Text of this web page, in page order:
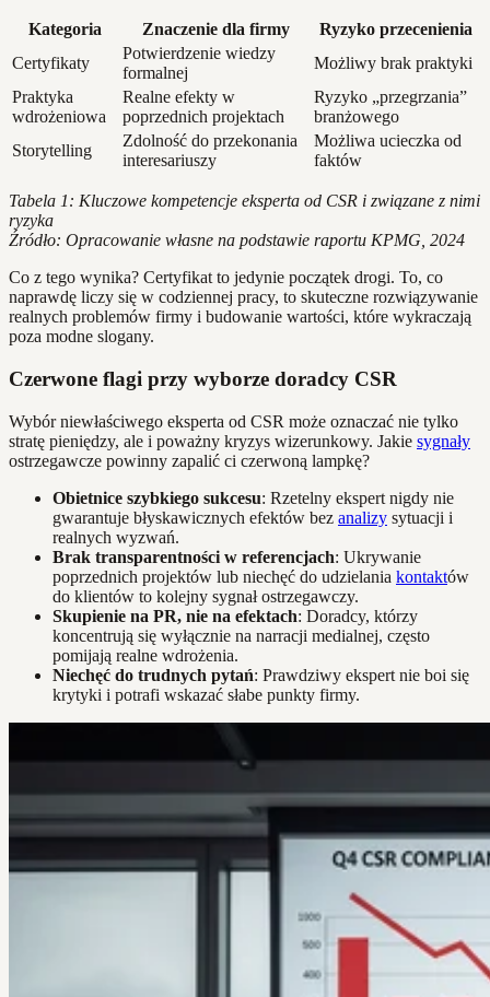
Kategoria Znaczenie dla firmy
Ryzyko przecenienia
Certyfikaty
Potwierdzenie wiedzy
formalnej
Możliwy brak praktyki
Praktyka
wdrożeniowa
Realne efekty w
poprzednich projektach
Ryzyko „przegrzania”
branżowego
Storytelling
Zdolność do przekonania
interesariuszy
Możliwa ucieczka od
faktów
Tabela 1: Kluczowe kompetencje eksperta od CSR i związane z nimi
ryzyka
Źródło: Opracowanie własne na podstawie raportu KPMG, 2024
Co z tego wynika? Certyfikat to jedynie początek drogi. To, co
naprawdę liczy się w codziennej pracy, to skuteczne rozwiązywanie
realnych problemów firmy i budowanie wartości, które wykraczają
poza modne slogany.
Czerwone flagi przy wyborze doradcy CSR
Wybór niewłaściwego eksperta od CSR może oznaczać nie tylko
stratę pieniędzy, ale i poważny kryzys wizerunkowy. Jakie sygnały
ostrzegawcze powinny zapalić ci czerwoną lampkę?
Obietnice szybkiego sukcesu: Rzetelny ekspert nigdy nie
gwarantuje błyskawicznych efektów bez analizy sytuacji i
realnych wyzwań.
Brak transparentności w referencjach: Ukrywanie
poprzednich projektów lub niechęć do udzielania kontaktów
do klientów to kolejny sygnał ostrzegawczy.
Skupienie na PR, nie na efektach: Doradcy, którzy
koncentrują się wyłącznie na narracji medialnej, często
pomijają realne wdrożenia.
Niechęć do trudnych pytań: Prawdziwy ekspert nie boi się
krytyki i potrafi wskazać słabe punkty firmy.